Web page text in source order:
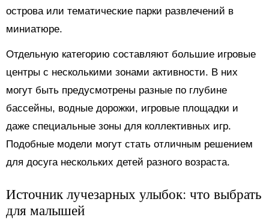
острова или тематические парки развлечений в
миниатюре.
Отдельную категорию составляют большие игровые
центры с несколькими зонами активности. В них
могут быть предусмотрены разные по глубине
бассейны, водные дорожки, игровые площадки и
даже специальные зоны для коллективных игр.
Подобные модели могут стать отличным решением
для досуга нескольких детей разного возраста.
Источник лучезарных улыбок: что выбрать
для малышей